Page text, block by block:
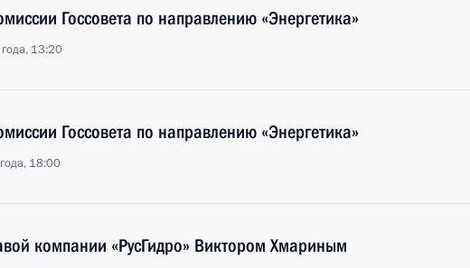
Госсовета по направлению «Энергетика»
13:20
Госсовета по направлению «Энергетика»
18:00
компании «РусГидро» Виктором Хмариным